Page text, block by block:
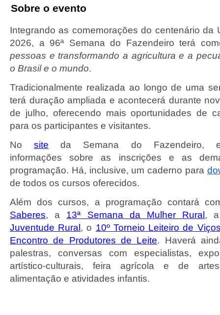
Sobre o evento
Integrando as comemorações do centenário da
2026, a 96ª Semana do Fazendeiro terá
pessoas e transformando a agricultura e a
o Brasil e o mundo.
Tradicionalmente realizada ao longo de uma
terá duração ampliada e acontecerá durante
de julho, oferecendo mais oportunidades de
para os participantes e visitantes.
Nosite da Semana do Fazendeiro,
informações sobre as inscrições e as
programação. Há, inclusive, um caderno para
de todos os cursos oferecidos.
Além dos cursos, a programação contará
Saberes, a 13ª Semana da Mulher Rural ,
Juventude Rural , o 10º Torneio Leiteiro de
Encontro de Produtores de Leite. Haverá
palestras, conversas com especialistas,
artístico-culturais, feira agrícola e de
alimentação e atividades infantis.